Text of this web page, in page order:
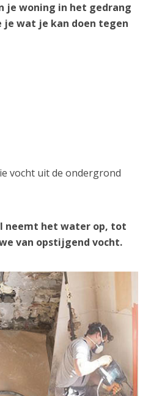
je woning in het gedrang
je wat je kan doen tegen
vocht uit de ondergrond
neemt het water op, tot
van opstijgend vocht.